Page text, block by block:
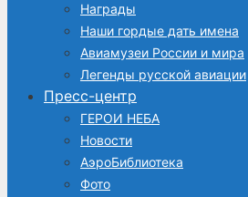
Награды
Наши гордые дать имена
Авиамузеи России и мира
Легенды русской авиации
Пресс-центр
ГЕРОИ НЕБА
Новости
АэроБиблиотека
Фото